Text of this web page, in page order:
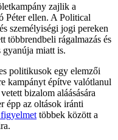
zajlik a
Péter ellen. A Political
személyiségi jogi pereken
többrendbeli rágalmazás és
gyanúja miatt is.
politikusok egy elemzői
kampányt építve valótlanul
bizalom aláásására
épp az oltások iránti
többek között a